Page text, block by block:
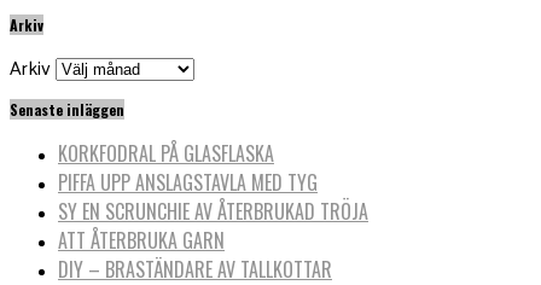
Arkiv
Arkiv
Senaste inläggen
KORKFODRAL PÅ GLASFLASKA
PIFFA UPP ANSLAGSTAVLA MED TYG
SY EN SCRUNCHIE AV ÅTERBRUKAD TRÖJA
ATT ÅTERBRUKA GARN
DIY – BRASTÄNDARE AV TALLKOTTAR